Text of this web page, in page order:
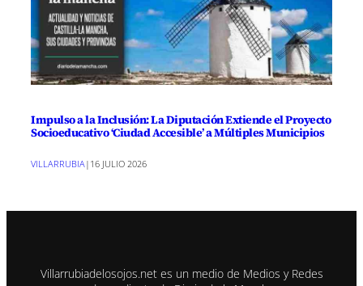
Impulso a la Inclusión: La Diputación Extiende el Proyecto
Socioeducativo ‘Ciudad Accesible’ a Múltiples Municipios
VILLARRUBIA | 16 JULIO 2026
Villarrubiadelosojos.net es un medio de Medios y Redes